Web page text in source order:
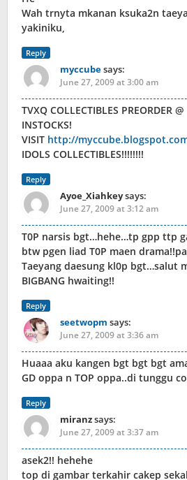
Wah trnyta mkanan ksuka2n
yakiniku,
Reply
myccubesays:
June 27, 2009 at 3:00 am
TVXQ COLLECTIBLES PREORDER
INSTOCKS!
VISIT http://
IDOLS COLLECTIBLES!!!!!!!!
Reply
Ayoe_Xiahkeysays:
June 27, 2009 at 3:12 am
T0P narsis bgt…hehe…tp gpp ttp
btw pgen liad T0P maen
Taeyang daesung kl0p bgt…salut
BIGBANG hwaiting!!
Reply
seetwopm says:
June 27, 2009 at 3:36 am
Huaaa aku kangen bgt bgt bgt
GD oppa n TOP oppa..di tunggu
Reply
miranzsays:
June 27, 2009 at 3:37 am
asek2!! hehehe
top di gambar terkahir cakep